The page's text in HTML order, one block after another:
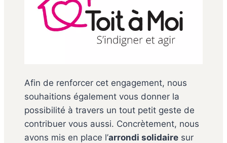
Afin de renforcer cet engagement, nous
souhaitions également vous donner la
possibilité à travers un tout petit geste de
contribuer vous aussi. Concrètement, nous
avons mis en place l’arrondi solidaire sur